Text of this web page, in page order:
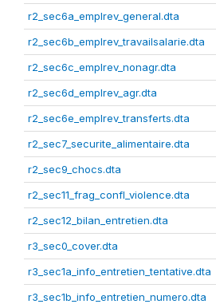
r2_sec6a_emplrev_general.dta
r2_sec6b_emplrev_travailsalarie.dta
r2_sec6c_emplrev_nonagr.dta
r2_sec6d_emplrev_agr.dta
r2_sec6e_emplrev_transferts.dta
r2_sec7_securite_alimentaire.dta
r2_sec9_chocs.dta
r2_sec11_frag_confl_violence.dta
r2_sec12_bilan_entretien.dta
r3_sec0_cover.dta
r3_sec1a_info_entretien_tentative.dta
r3_sec1b_info_entretien_numero.dta